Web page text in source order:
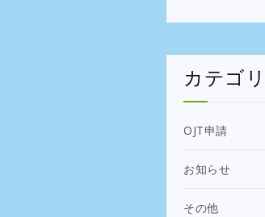
カテゴ
OJT申請
お知らせ
その他